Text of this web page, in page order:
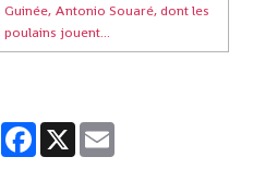
Guinée, Antonio Souaré, dont les
poulains jouent...
PartagerFacebook
X